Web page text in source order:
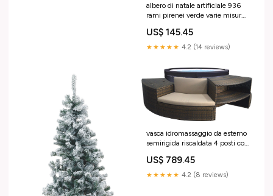
albero di natale artificiale 936
rami pirenei verde varie misure
US$ 145.45
★★★★★ 4.2 (14 reviews)
vasca idromassaggio da esterno
semirigida riscaldata 4 posti con
nera 212950 Titre:Default Title
US$ 789.45
★★★★★ 4.2 (8 reviews)